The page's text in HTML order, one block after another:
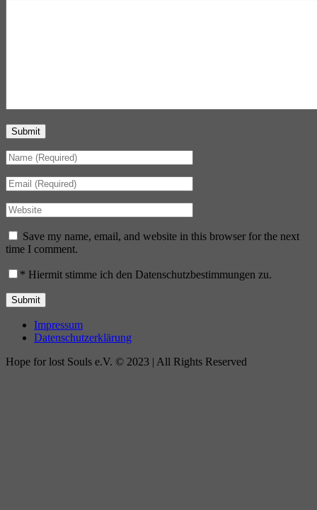
Submit
Save my name, email, and website in this browser for the next
time I comment.
* Hiermit stimme ich den Datenschutzbestimmungen zu.
Impressum
Datenschutzerklärung
Hope for lost Souls e.V. © 2023 | All Rights Reserved